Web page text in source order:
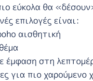
εύκολα θα
επιλογές είναι:
αισθητική
έμφαση στη
για πιο χαρούμενο